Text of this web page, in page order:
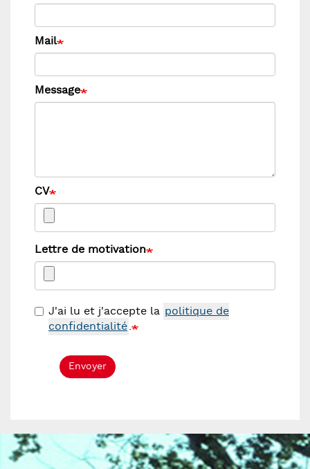
Mail
Message
CV
Lettre de motivation
J'ai lu et j'accepte la politique de
confidentialité.
Envoyer